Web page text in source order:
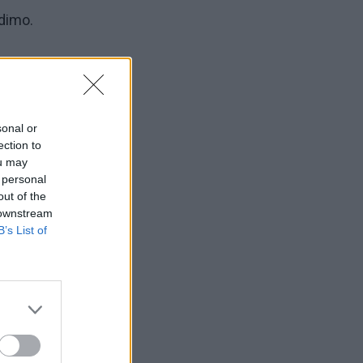
or
to
may
of the
List of
iki